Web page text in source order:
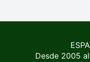
Desde 2005